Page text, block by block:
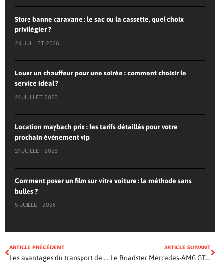
Store banne caravane : le sac ou la cassette, quel choix
privilégier ?
24 JUILLET 2026
Louer un chauffeur pour une soirée : comment choisir le
service idéal ?
21 JUILLET 2026
Location maybach prix : les tarifs détaillés pour votre
prochain événement vip
21 JUILLET 2026
Comment poser un film sur vitre voiture : la méthode sans
bulles ?
5 JUILLET 2026
ARTICLE PRÉCÉDENT
Les avantages du transport de personnes à moto
ARTICLE SUIVANT
Le Roadster Mercedes-AMG GT R est presque parfait